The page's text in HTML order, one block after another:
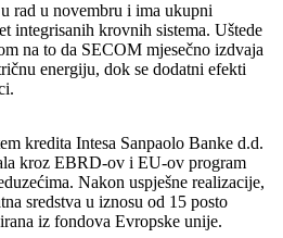
rad u novembru i ima ukupni
integrisanih krovnih sistema. Uštede
na to da SECOM mjesečno izdvaja
energiju, dok se dodatni efekti
kredita Intesa Sanpaolo Banke d.d.
kroz EBRD-ov i EU-ov program
Nakon uspješne realizacije,
sredstva u iznosu od 15 posto
iz fondova Evropske unije.